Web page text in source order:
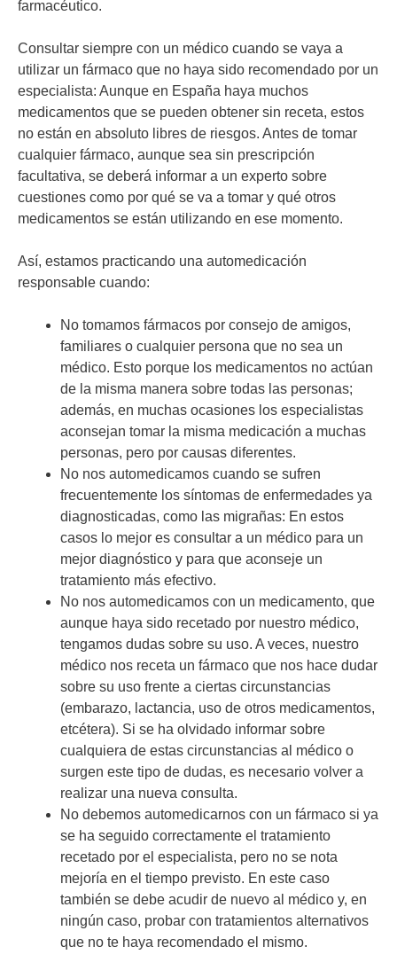
farmacéutico.
Consultar siempre con un médico cuando se vaya a
utilizar un fármaco que no haya sido recomendado por un
especialista: Aunque en España haya muchos
medicamentos que se pueden obtener sin receta, estos
no están en absoluto libres de riesgos. Antes de tomar
cualquier fármaco, aunque sea sin prescripción
facultativa, se deberá informar a un experto sobre
cuestiones como por qué se va a tomar y qué otros
medicamentos se están utilizando en ese momento.
Así, estamos practicando una automedicación
responsable cuando:
No tomamos fármacos por consejo de amigos,
familiares o cualquier persona que no sea un
médico. Esto porque los medicamentos no actúan
de la misma manera sobre todas las personas;
además, en muchas ocasiones los especialistas
aconsejan tomar la misma medicación a muchas
personas, pero por causas diferentes.
No nos automedicamos cuando se sufren
frecuentemente los síntomas de enfermedades ya
diagnosticadas, como las migrañas: En estos
casos lo mejor es consultar a un médico para un
mejor diagnóstico y para que aconseje un
tratamiento más efectivo.
No nos automedicamos con un medicamento, que
aunque haya sido recetado por nuestro médico,
tengamos dudas sobre su uso. A veces, nuestro
médico nos receta un fármaco que nos hace dudar
sobre su uso frente a ciertas circunstancias
(embarazo, lactancia, uso de otros medicamentos,
etcétera). Si se ha olvidado informar sobre
cualquiera de estas circunstancias al médico o
surgen este tipo de dudas, es necesario volver a
realizar una nueva consulta.
No debemos automedicarnos con un fármaco si ya
se ha seguido correctamente el tratamiento
recetado por el especialista, pero no se nota
mejoría en el tiempo previsto. En este caso
también se debe acudir de nuevo al médico y, en
ningún caso, probar con tratamientos alternativos
que no te haya recomendado el mismo.